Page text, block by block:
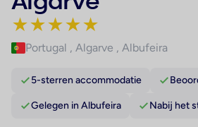
★★★★★
Portugal , Algarve , Albufeira
5-sterren accommodatie
Gelegen in Albufeira Nabij het